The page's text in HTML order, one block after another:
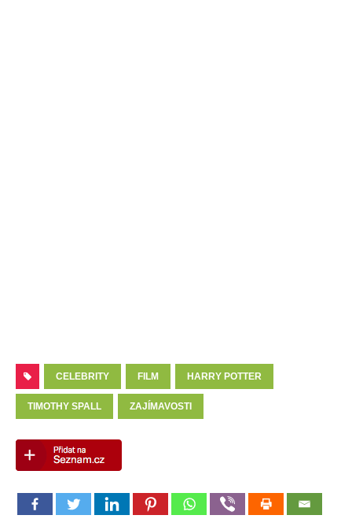
CELEBRITY FILM HARRY POTTER
TIMOTHY SPALL ZAJÍMAVOSTI